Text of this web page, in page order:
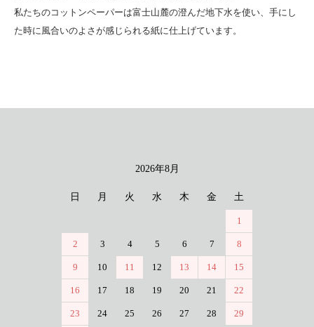
私たちのコットンペーパーは富士山麓の澄んだ地下水を使い、手にし
た時に風合いのよさが感じられる紙に仕上げています。
2026年8月
日 月 火 水 木 金 土
1
2 3 4 5 6 7 8
9 10 11 12 13 14 15
16 17 18 19 20 21 22
23 24 25 26 27 28 29